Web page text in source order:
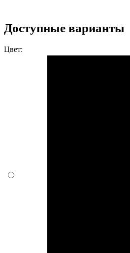
Доступные варианты
Цвет: